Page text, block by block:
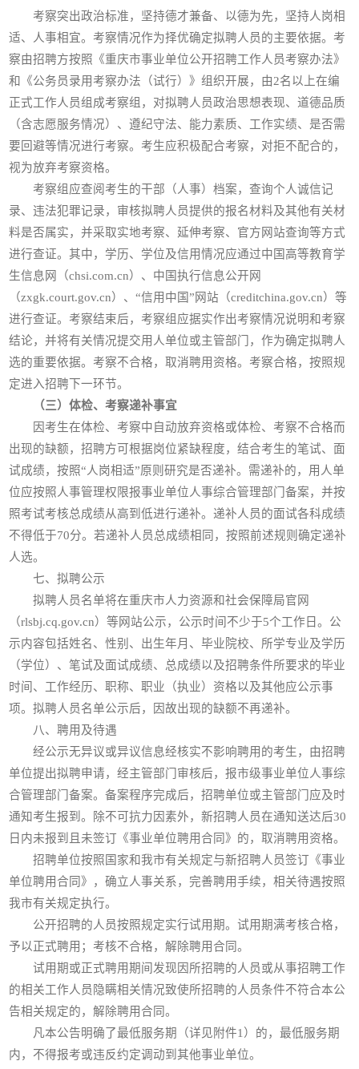
考察突出政治标准，坚持德才兼备、以德为先，坚持人岗相
适、人事相宜。考察情况作为择优确定拟聘人员的主要依据。考
察由招聘方按照《重庆市事业单位公开招聘工作人员考察办法》
和《公务员录用考察办法（试行）》组织开展，由2名以上在编
正式工作人员组成考察组，对拟聘人员政治思想表现、道德品质
（含志愿服务情况）、遵纪守法、能力素质、工作实绩、是否需
要回避等情况进行考察。考生应积极配合考察，对拒不配合的，
视为放弃考察资格。
考察组应查阅考生的干部（人事）档案，查询个人诚信记
录、违法犯罪记录，审核拟聘人员提供的报名材料及其他有关材
料是否属实，并采取实地考察、延伸考察、官方网站查询等方式
进行查证。其中，学历、学位及信用情况应通过中国高等教育学
生信息网（chsi.com.cn）、中国执行信息公开网
（zxgk.court.gov.cn）、“信用中国”网站（creditchina.gov.cn）等
进行查证。考察结束后，考察组应据实作出考察情况说明和考察
结论，并将有关情况提交用人单位或主管部门，作为确定拟聘人
选的重要依据。考察不合格，取消聘用资格。考察合格，按照规
定进入招聘下一环节。
（三）体检、考察递补事宜
因考生在体检、考察中自动放弃资格或体检、考察不合格而
出现的缺额，招聘方可根据岗位紧缺程度，结合考生的笔试、面
试成绩，按照“人岗相适”原则研究是否递补。需递补的，用人单
位应按照人事管理权限报事业单位人事综合管理部门备案，并按
照考试考核总成绩从高到低进行递补。递补人员的面试各科成绩
不得低于70分。若递补人员总成绩相同，按照前述规则确定递补
人选。
七、拟聘公示
拟聘人员名单将在重庆市人力资源和社会保障局官网
（rlsbj.cq.gov.cn）等网站公示，公示时间不少于5个工作日。公
示内容包括姓名、性别、出生年月、毕业院校、所学专业及学历
（学位）、笔试及面试成绩、总成绩以及招聘条件所要求的毕业
时间、工作经历、职称、职业（执业）资格以及其他应公示事
项。拟聘人员名单公示后，因故出现的缺额不再递补。
八、聘用及待遇
经公示无异议或异议信息经核实不影响聘用的考生，由招聘
单位提出拟聘申请，经主管部门审核后，报市级事业单位人事综
合管理部门备案。备案程序完成后，招聘单位或主管部门应及时
通知考生报到。除不可抗力因素外，新招聘人员在通知送达后30
日内未报到且未签订《事业单位聘用合同》的，取消聘用资格。
招聘单位按照国家和我市有关规定与新招聘人员签订《事业
单位聘用合同》，确立人事关系，完善聘用手续，相关待遇按照
我市有关规定执行。
公开招聘的人员按照规定实行试用期。试用期满考核合格，
予以正式聘用；考核不合格，解除聘用合同。
试用期或正式聘用期间发现因所招聘的人员或从事招聘工作
的相关工作人员隐瞒相关情况致使所招聘的人员条件不符合本公
告相关规定的，解除聘用合同。
凡本公告明确了最低服务期（详见附件1）的，最低服务期
内，不得报考或违反约定调动到其他事业单位。